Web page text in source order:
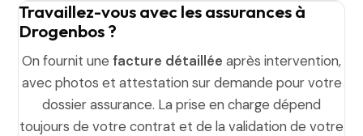
Travaillez-vous avec les assurances à
Drogenbos ?
On fournit une facture détaillée après intervention,
avec photos et attestation sur demande pour votre
dossier assurance. La prise en charge dépend
toujours de votre contrat et de la validation de votre